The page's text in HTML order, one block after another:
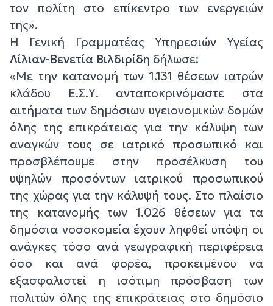
τον πολίτη στο επίκεντρο των ενεργειών
της».
Η Γενική Γραμματέας Υπηρεσιών Υγείας
Λίλιαν-Βενετία Βιλδιρίδη δήλωσε:
«Με την κατανομή των 1.131 θέσεων ιατρών
κλάδου Ε.Σ.Υ. ανταποκρινόμαστε στα
αιτήματα των δημόσιων υγειονομικών δομών
όλης της επικράτειας για την κάλυψη των
αναγκών τους σε ιατρικό προσωπικό και
προσβλέπουμε στην προσέλκυση του
υψηλών προσόντων ιατρικού προσωπικού
της χώρας για την κάλυψή τους. Στο πλαίσιο
της κατανομής των 1.026 θέσεων για τα
δημόσια νοσοκομεία έχουν ληφθεί υπόψη οι
ανάγκες τόσο ανά γεωγραφική περιφέρεια
όσο και ανά φορέα, προκειμένου να
εξασφαλιστεί η ισότιμη πρόσβαση των
πολιτών όλης της επικράτειας στο δημόσιο